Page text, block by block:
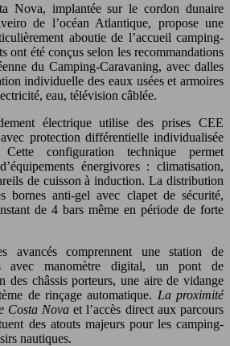
Nova, implantée sur le cordon dunaire
de l’océan Atlantique, propose une
aboutie de l’accueil camping-
ont été conçus selon les recommandations
du Camping-Caravaning, avec dalles
individuelle des eaux usées et armoires
eau, télévision câblée.
électrique utilise des prises CEE
protection différentielle individualisée
configuration technique permet
énergivores : climatisation,
de cuisson à induction. La distribution
bornes anti-gel avec clapet de sécurité,
de 4 bars même en période de forte
avancés comprennent une station de
avec manomètre digital, un pont de
des châssis porteurs, une aire de vidange
de rinçage automatique. La proximité
Costa Nova et l’accès direct aux parcours
des atouts majeurs pour les camping-
nautiques.